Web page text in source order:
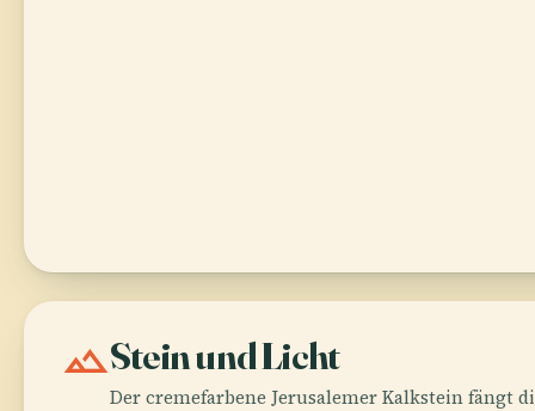
landscapeStein und Licht
Der cremefarbene Jerusalemer Kalkstein fängt